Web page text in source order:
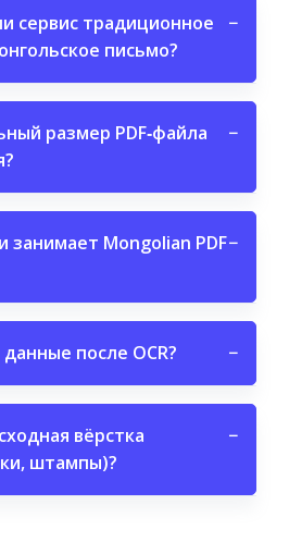
сервис традиционное
письмо?
−
размер PDF‑файла
−
занимает Mongolian PDF−
после OCR? −
вёрстка
штампы)?
−